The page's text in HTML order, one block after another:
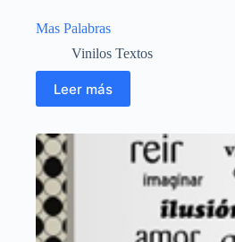
Mas Palabras
Vinilos Textos
Leer más